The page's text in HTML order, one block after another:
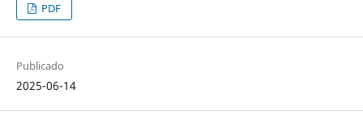
PDF
Publicado
2025-06-14